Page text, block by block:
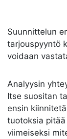
Suunnittelun
tarjouspyyntö
voidaan
Analyysin
Itse suositan
ensin
tuotoksia
viimeiseksi